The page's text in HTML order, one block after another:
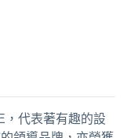
，代表著有趣的設